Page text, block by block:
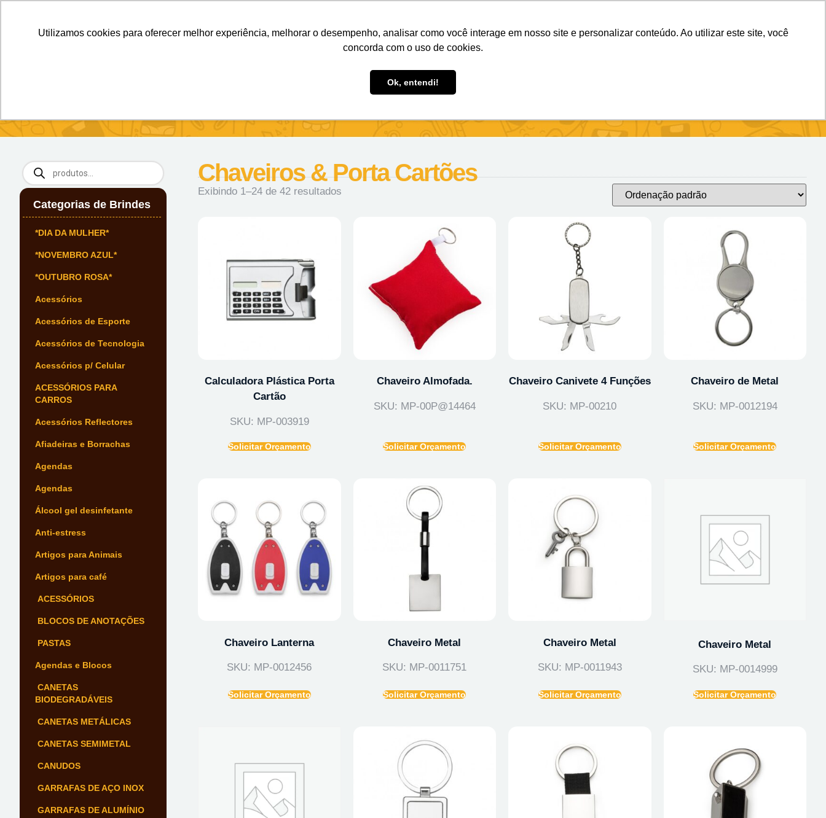
Utilizamos cookies para oferecer melhor experiência, melhorar o desempenho, analisar como você interage em nosso site e personalizar conteúdo. Ao utilizar este site, você
concorda com o uso de cookies.
Ok, entendi!
Brindes Personalizados Brindes Ecológicos
Categorias de Brindes
*DIA DA MULHER*
*NOVEMBRO AZUL*
*OUTUBRO ROSA*
Acessórios
Acessórios de Esporte
Acessórios de Tecnologia
Acessórios p/ Celular
ACESSÓRIOS PARA
CARROS
Acessórios Reflectores
Afiadeiras e Borrachas
Agendas
Agendas
Álcool gel desinfetante
Anti-estress
Artigos para Animais
Artigos para café
ACESSÓRIOS
BLOCOS DE ANOTAÇÕES
PASTAS
Agendas e Blocos
CANETAS
BIODEGRADÁVEIS
CANETAS METÁLICAS
CANETAS SEMIMETAL
CANUDOS
GARRAFAS DE AÇO INOX
GARRAFAS DE ALUMÍNIO
Chaveiros & Porta Cartões
Exibindo 1–24 de 42 resultados
Calculadora Plástica Porta
Cartão
SKU: MP-003919
Solicitar Orçamento
Chaveiro Almofada.
SKU: MP-00P@14464
Solicitar Orçamento
Chaveiro Canivete 4 Funções
SKU: MP-00210
Solicitar Orçamento
Chaveiro de Metal
SKU: MP-0012194
Solicitar Orçamento
Chaveiro Lanterna
SKU: MP-0012456
Solicitar Orçamento
Chaveiro Metal
SKU: MP-0011751
Solicitar Orçamento
Chaveiro Metal
SKU: MP-0011943
Solicitar Orçamento
Chaveiro Metal
SKU: MP-0014999
Solicitar Orçamento